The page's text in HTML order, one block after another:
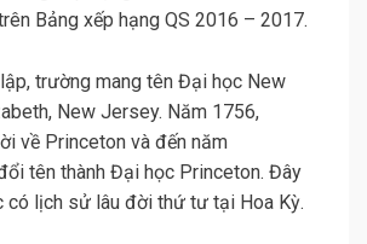
Bảng xếp hạng QS 2016 – 2017.
trường mang tên Đại học New
New Jersey. Năm 1756,
về Princeton và đến năm
tên thành Đại học Princeton. Đây
có lịch sử lâu đời thứ tư tại Hoa Kỳ.